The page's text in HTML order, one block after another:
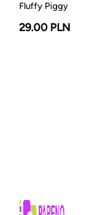
Fluffy Piggy
29.00 PLN